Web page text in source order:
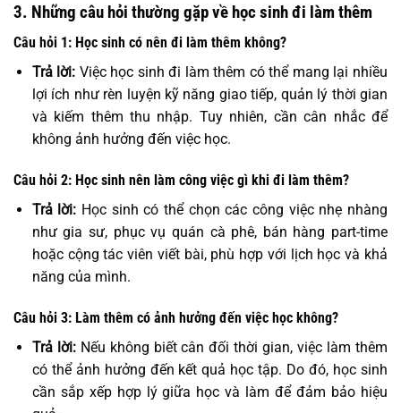
3. Những câu hỏi thường gặp về học sinh đi làm thêm
Câu hỏi 1: Học sinh có nên đi làm thêm không?
Trả lời: Việc học sinh đi làm thêm có thể mang lại nhiều
lợi ích như rèn luyện kỹ năng giao tiếp, quản lý thời gian
và kiếm thêm thu nhập. Tuy nhiên, cần cân nhắc để
không ảnh hưởng đến việc học.
Câu hỏi 2: Học sinh nên làm công việc gì khi đi làm thêm?
Trả lời: Học sinh có thể chọn các công việc nhẹ nhàng
như gia sư, phục vụ quán cà phê, bán hàng part-time
hoặc cộng tác viên viết bài, phù hợp với lịch học và khả
năng của mình.
Câu hỏi 3: Làm thêm có ảnh hưởng đến việc học không?
Trả lời: Nếu không biết cân đối thời gian, việc làm thêm
có thể ảnh hưởng đến kết quả học tập. Do đó, học sinh
cần sắp xếp hợp lý giữa học và làm để đảm bảo hiệu